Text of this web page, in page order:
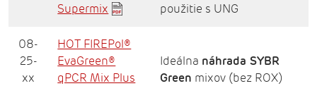
Supermix
použitie s UNG
08-
25-
xx
HOT FIREPol®
EvaGreen®
qPCR Mix Plus
Ideálna náhrada SYBR
Green mixov (bez ROX)